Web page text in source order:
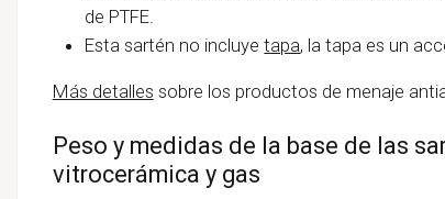
de PTFE.
Esta sartén no incluyetapa, la tapa es un
Más detalles sobre los productos de menaje
Peso y medidas de la base de las
vitrocerámica y gas